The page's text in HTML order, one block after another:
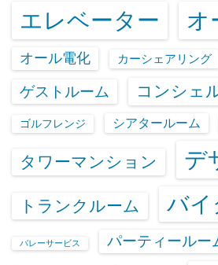
エレベーター オ
オール電化 カーシェアリング
ゲストルーム コンシェ
ゴルフレンジ シアタールーム
タワーマンション デ
トランクルーム バイ
バレーサービス パーティールー